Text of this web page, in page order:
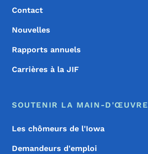
Contact
Nouvelles
Rapports annuels
Carrières à la JIF
SOUTENIR LA MAIN-D'ŒUVRE
Les chômeurs de l'Iowa
Demandeurs d'emploi